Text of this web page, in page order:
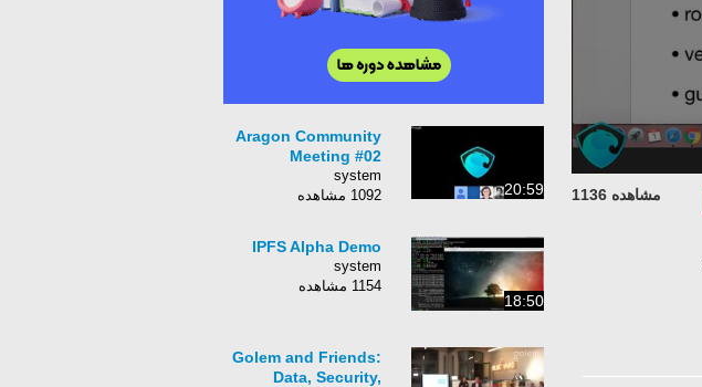
مشاهده 1136 20:59
Aragon Community
Meeting #02
system
1092 مشاهده
18:50
IPFS Alpha Demo
system
1154 مشاهده
Golem and Friends:
Data, Security,